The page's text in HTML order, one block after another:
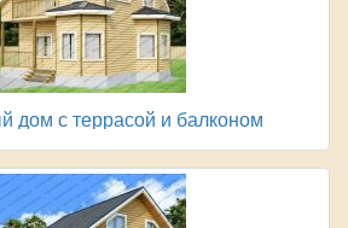
дом с террасой и балконом